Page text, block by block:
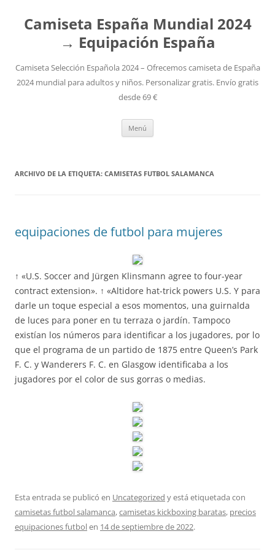
Camiseta España Mundial 2024
→ Equipación España
Camiseta Selección Española 2024 – Ofrecemos camiseta de España
2024 mundial para adultos y niños. Personalizar gratis. Envío gratis
desde 69 €
Menú
ARCHIVO DE LA ETIQUETA: CAMISETAS FUTBOL SALAMANCA
equipaciones de futbol para mujeres
↑ «U.S. Soccer and Jürgen Klinsmann agree to four-year
contract extension». ↑ «Altidore hat-trick powers U.S. Y para
darle un toque especial a esos momentos, una guirnalda
de luces para poner en tu terraza o jardín. Tampoco
existían los números para identificar a los jugadores, por lo
que el programa de un partido de 1875 entre Queen’s Park
F. C. y Wanderers F. C. en Glasgow identificaba a los
jugadores por el color de sus gorras o medias.
Esta entrada se publicó en Uncategorized y está etiquetada con
camisetas futbol salamanca,camisetas kickboxing baratas, precios
equipaciones futbolen 14 de septiembre de 2022.